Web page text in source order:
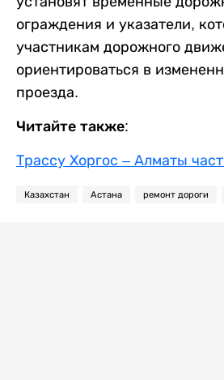
ограждения и указатели,
участникам дорожного
ориентироваться в
проезда.
Читайте также:
Трассу Хоргос – Алматы
Казахстан Астана ремонт дороги